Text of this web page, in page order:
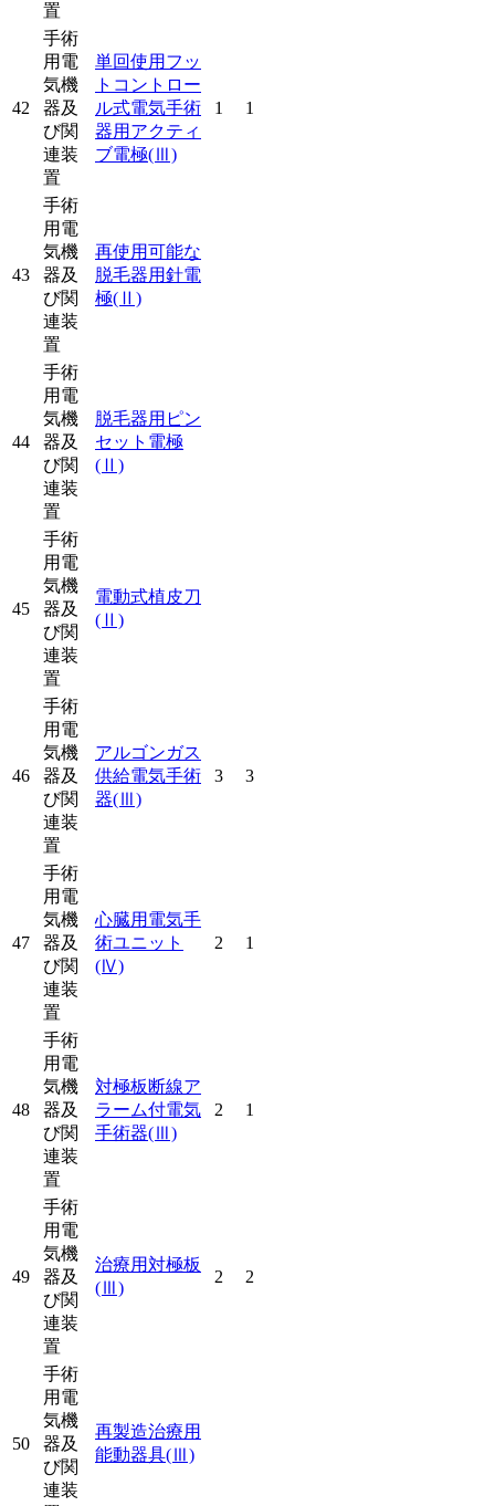
置
42
手術
用電
気機
器及
び関
連装
置
単回使用フッ
トコントロー
ル式電気手術
器用アクティ
ブ電極(Ⅲ)
1 1
43
手術
用電
気機
器及
び関
連装
置
再使用可能な
脱毛器用針電
極(Ⅱ)
44
手術
用電
気機
器及
び関
連装
置
脱毛器用ピン
セット電極
(Ⅱ)
45
手術
用電
気機
器及
び関
連装
置
電動式植皮刀
(Ⅱ)
46
手術
用電
気機
器及
び関
連装
置
アルゴンガス
供給電気手術
器(Ⅲ)
3 3
47
手術
用電
気機
器及
び関
連装
置
心臓用電気手
術ユニット
(Ⅳ)
2 1
48
手術
用電
気機
器及
び関
連装
置
対極板断線ア
ラーム付電気
手術器(Ⅲ)
2 1
49
手術
用電
気機
器及
び関
連装
置
治療用対極板
(Ⅲ)
2 2
50
手術
用電
気機
器及
び関
連装
再製造治療用
能動器具(Ⅲ)